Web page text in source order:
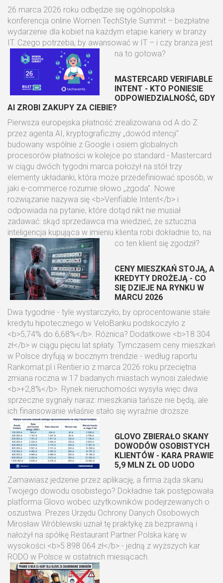
26 marca 2026 roku odbędzie się ogólnopolska
konferencja online Women TechStyle Summit – bezpłatne
wydarzenie dla kobiet na każdym etapie kariery w branży
IT. Czego potrzeba, by awansować w IT – i czy branża jest
na to gotowa?
MASTERCARD VERIFIABLE
INTENT - KTO PONIESIE
ODPOWIEDZIALNOŚĆ, GDY
AI ZROBI ZAKUPY ZA CIEBIE?
Pierwsza europejska płatność zrealizowana od A do Z
przez agenta AI, kryptograficzny „dowód intencji"
budowany wspólnie z Google i osiem globalnych
procesorów płatności w kolejce po standard - Mastercard
w ciągu dwóch tygodni marca położył na stół trzy
elementy układanki, która może przedefiniować sposób, w
jaki e-commerce rozumie słowo „zgoda". Nowe
rozwiązanie nazywa się <b>Verifiable Intent</b> i
odpowiada na pytanie, które dotąd nikt nie musiał
zadawać: skąd sprzedawca ma wiedzieć, że sztuczna
inteligencja kupująca w imieniu klienta robi dokładnie to, na
co ten klient się zgodził?
CENY MIESZKAŃ STOJĄ, A
KREDYTY DROŻEJĄ - CO
SIĘ DZIEJE NA RYNKU W
MARCU 2026
Dwa tygodnie - tyle wystarczyło, by oprocentowanie stałe
kredytu hipotecznego w VeloBanku podskoczyło z
<b>5,74% do 6,68%</b>. Różnica? Dodatkowe <b>18 304
zł</b> w ciągu pięciu lat spłaty. Tymczasem ceny mieszkań
w Polsce dryfują w bocznym trendzie - według raportu
Rankomat.pl i Rentier.io z marca 2026 roku przeciętna
zmiana roczna w 17 badanych miastach wynosi zaledwie
<b>+2,8%</b>. Rynek nieruchomości wysyła więc dwa
sprzeczne sygnały naraz: mieszkania tańsze nie będą, ale
ich finansowanie właśnie stało się wyraźnie droższe.
GLOVO ZBIERAŁO SKANY
DOWODÓW OSOBISTYCH
KLIENTÓW - KARA PRAWIE
5,9 MLN ZŁ OD UODO
Zamawiasz jedzenie przez aplikację, a firma żąda skanu
Twojego dowodu osobistego? Dokładnie tak postępowała
platforma Glovo wobec użytkowników podejrzewanych o
oszustwa. Prezes Urzędu Ochrony Danych Osobowych
Mirosław Wróblewski uznał tę praktykę za bezprawną i
nałożył na spółkę Restaurant Partner Polska karę w
wysokości <b>5 898 064 zł</b> - jedną z wyższych kar
RODO w Polsce w ostatnich miesiącach.